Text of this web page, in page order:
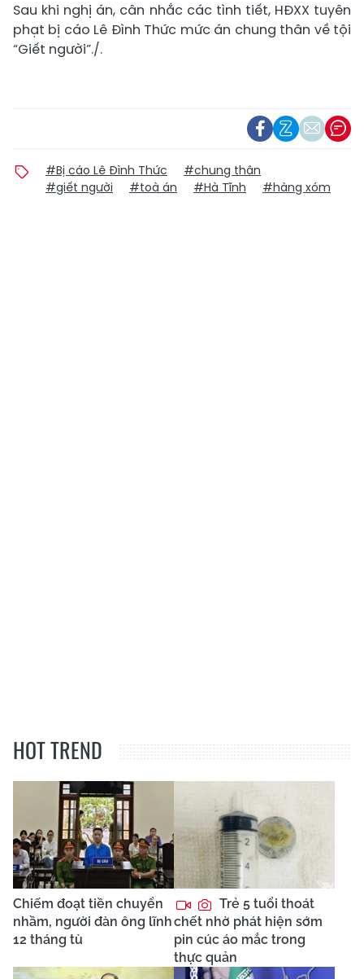
Sau khi nghị án, cân nhắc các tình tiết, HĐXX tuyên
phạt bị cáo Lê Đình Thức mức án chung thân về tội
“Giết người”./.
#Bị cáo Lê Đình Thức
#chung thân
#giết người
#toà án #Hà Tĩnh #hàng xóm
HOT TREND
Chiếm đoạt tiền chuyển
nhầm, người đàn ông lĩnh
12 tháng tù
Trẻ 5 tuổi thoát
chết nhờ phát hiện sớm
pin cúc áo mắc trong
thực quản